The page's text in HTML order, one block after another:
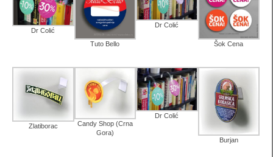
kesa 420 x 380 x 120 (XL)
kesa 300 x 400 x 140 (XLS)
kese za piće
Luksuzne kutije
Dr Colić
Tuto Bello
Dr Colić
Šok Cena
Zlatiborac
Candy Shop (Crna
Gora)
Dr Colić
Burjan